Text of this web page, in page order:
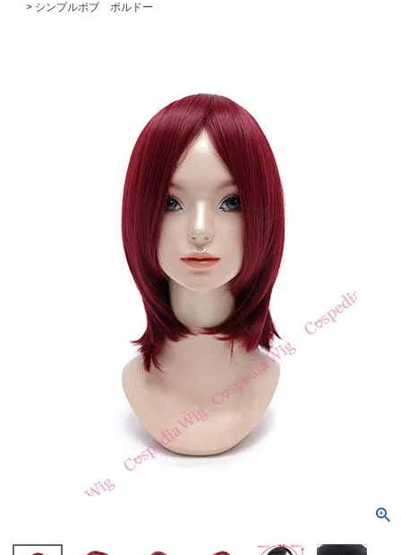
シンプルボブ ボルドー